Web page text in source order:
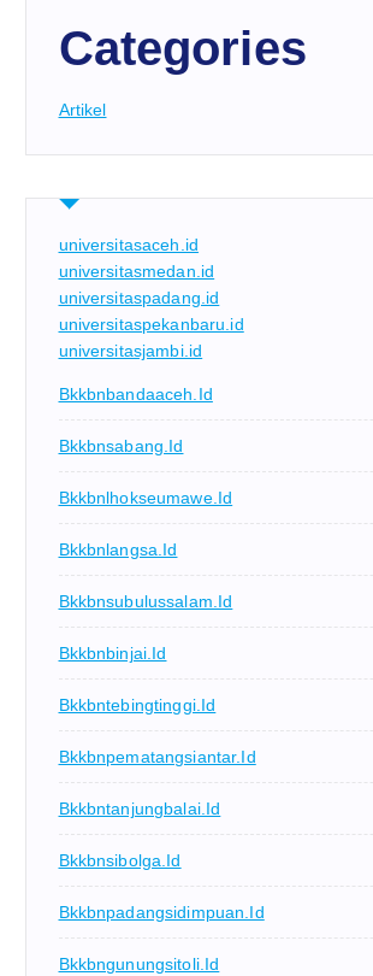
Categories
Artikel
universitasaceh.id
universitasmedan.id
universitaspadang.id
universitaspekanbaru.id
universitasjambi.id
Bkkbnbandaaceh.id
Bkkbnsabang.id
Bkkbnlhokseumawe.id
Bkkbnlangsa.id
Bkkbnsubulussalam.id
Bkkbnbinjai.id
Bkkbntebingtinggi.id
Bkkbnpematangsiantar.id
Bkkbntanjungbalai.id
Bkkbnsibolga.id
Bkkbnpadangsidimpuan.id
Bkkbngunungsitoli.id